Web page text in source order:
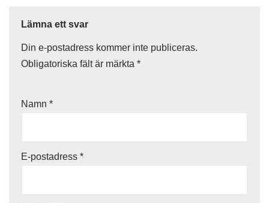
Lämna ett svar
Din e-postadress kommer inte publiceras.
Obligatoriska fält är märkta *
Namn *
E-postadress *